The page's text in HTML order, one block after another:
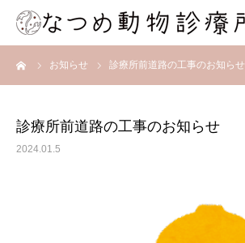
お知らせ 診療所前道路の工事のお知らせ
診療所前道路の工事のお知らせ
2024.01.5
HOME